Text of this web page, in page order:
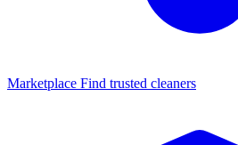
Marketplace Find trusted cleaners